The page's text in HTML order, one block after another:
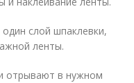
слой шпаклевки,
ленты.
отрывают в нужном